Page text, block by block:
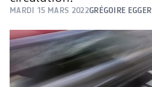
MARDI 15 MARS 2022GRÉGOIRE EGGER